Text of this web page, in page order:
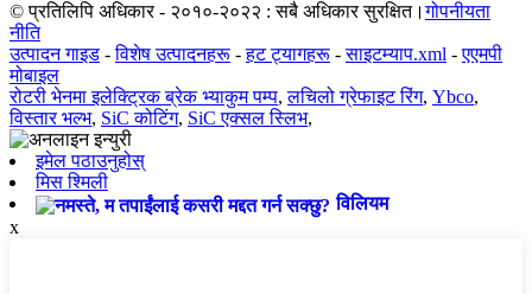
© प्रतिलिपि अधिकार - २०१०-२०२२ : सबै अधिकार सुरक्षित।गोपनीयता
नीति
उत्पादन गाइड -विशेष उत्पादनहरू -हट ट्यागहरू -साइटम्याप.xml -एएमपी
मोबाइल
रोटरी भेनमा इलेक्ट्रिक ब्रेक भ्याकुम पम्प,लचिलो ग्रेफाइट रिंग, Ybco,
विस्तार भल्भ, SiC कोटिंग, SiC एक्सल स्लिभ,
इमेल पठाउनुहोस्
मिस श्मिली
विलियम
x